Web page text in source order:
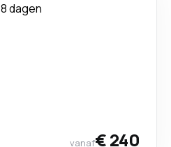
8 dagen
vanaf€ 240